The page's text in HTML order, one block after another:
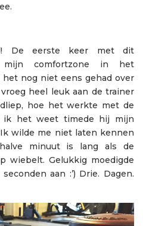
De eerste keer met dit
mijn comfortzone in het
nog niet eens gehad over
heel leuk aan de trainer
hoe het werkte met de
ik het weet timede hij mijn
wilde me niet laten kennen
minuut is lang als de
wiebelt. Gelukkig moedigde
aan :’) Drie. Dagen.